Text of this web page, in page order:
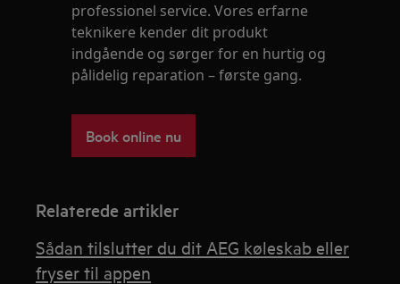
professionel service. Vores erfarne
teknikere kender dit produkt
indgående og sørger for en hurtig og
pålidelig reparation – første gang.
Book online nu
Relaterede artikler
Sådan tilslutter du dit AEG køleskab eller
fryser til appen